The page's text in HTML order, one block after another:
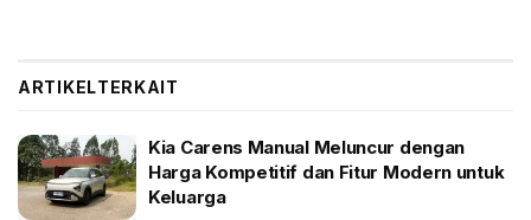
mempertahankan dominasi Corsa melalui gaya baru,
varian listrik murni, Corsa Electric.
BACA JUGA:
ARTIKELTERKAIT
Kia Carens Manual Meluncur dengan
Harga Kompetitif dan Fitur Modern untuk
Keluarga